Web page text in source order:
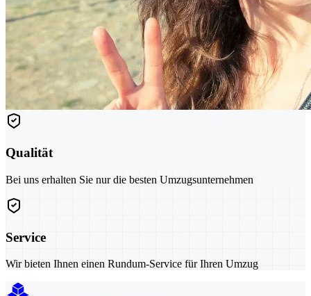
Qualität
Bei uns erhalten Sie nur die besten Umzugsunternehmen
Service
Wir bieten Ihnen einen Rundum-Service für Ihren Umzug